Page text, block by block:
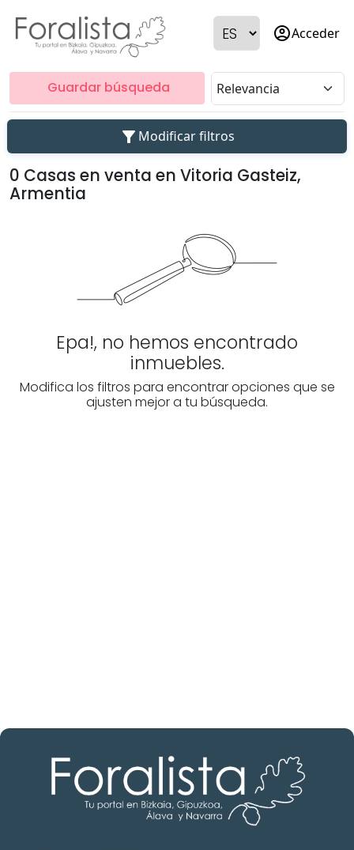
account_circleAcceder
Guardar búsqueda
filter_alt Modificar filtros
0 Casas en venta en Vitoria Gasteiz,
Armentia
Epa!, no hemos encontrado
inmuebles.
Modifica los filtros para encontrar opciones que se
ajusten mejor a tu búsqueda.